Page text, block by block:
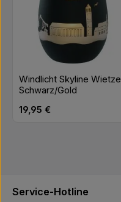
Windlicht Skyline Wietze
Schwarz/Gold
Regulärer Preis:
19,95 €
Service-Hotline